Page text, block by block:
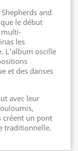
and
le début
multi-
les
L'album oscille
et des danses
avec leur
créent un pont
traditionnelle.